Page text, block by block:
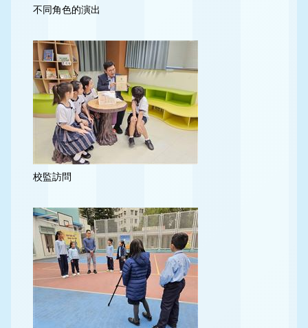
不同角色的演出
校監訪問